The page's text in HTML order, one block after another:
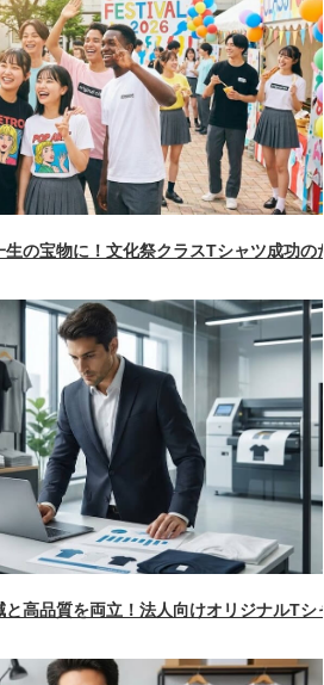
生の宝物に！文化祭クラスTシャツ成功
と高品質を両立！法人向けオリジナルT